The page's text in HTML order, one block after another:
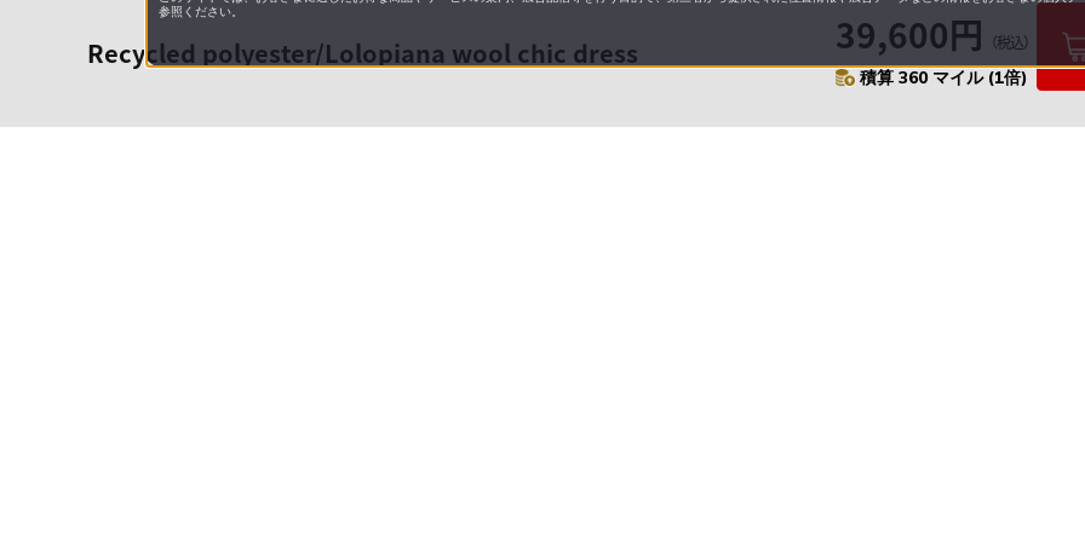
Recycled polyester/Lolopiana wool chic dress 39,600円 （税込）
積算 360 マイル (1倍)
参照ください。